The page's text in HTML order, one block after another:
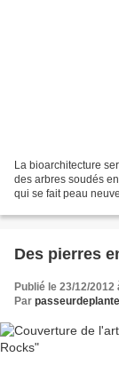
La bioarchitecture
des arbres soudés
qui se fait peau
Des pierres
Publié le 23/12/2012
Par